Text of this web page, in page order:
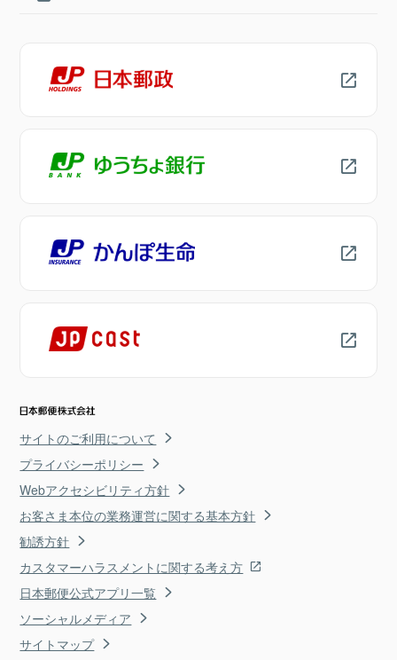
サイトのご利用について
プライバシーポリシー
Webアクセシビリティ方針
お客さま本位の業務運営に関する基本方針
勧誘方針
カスタマーハラスメントに関する考え方
日本郵便公式アプリ一覧
ソーシャルメディア
サイトマップ